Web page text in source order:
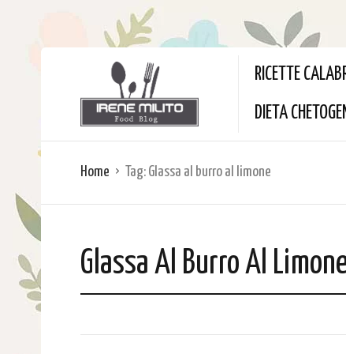
RICETTE
DIETA
Home Tag: Glassa al burro al limone
Glassa Al Burro Al